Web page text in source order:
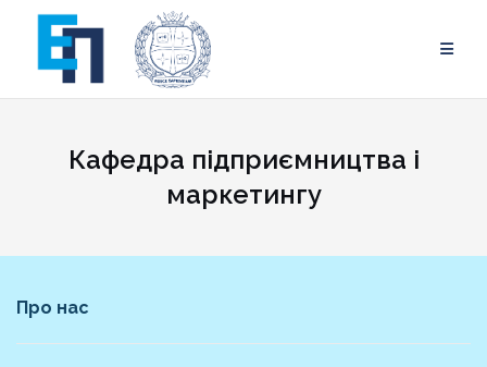
content
Кафедра підприємництва і
маркетингу
Про нас